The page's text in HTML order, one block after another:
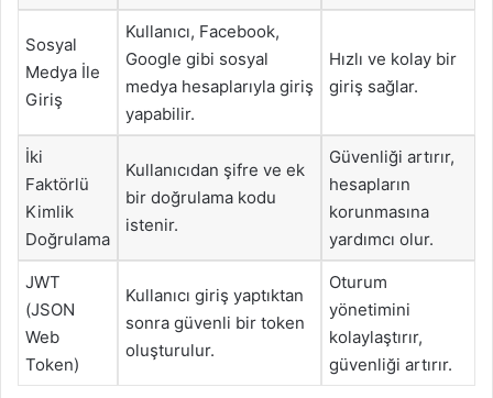
Sosyal
Medya İle
Giriş
Kullanıcı, Facebook,
Google gibi sosyal
medya hesaplarıyla giriş
yapabilir.
Hızlı ve kolay bir
giriş sağlar.
İki
Faktörlü
Kimlik
Doğrulama
Kullanıcıdan şifre ve ek
bir doğrulama kodu
istenir.
Güvenliği artırır,
hesapların
korunmasına
yardımcı olur.
JWT
(JSON
Web
Token)
Kullanıcı giriş yaptıktan
sonra güvenli bir token
oluşturulur.
Oturum
yönetimini
kolaylaştırır,
güvenliği artırır.